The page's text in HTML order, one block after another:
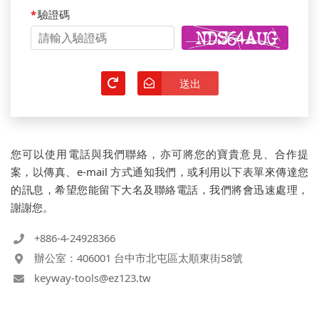
*驗證碼
清除 送出
您可以使用電話與我們聯絡，亦可將您的寶貴意見、合作提
案，以傳真、e-mail 方式通知我們，或利用以下表單來傳達您
的訊息，希望您能留下大名及聯絡電話，我們將會迅速處理，
謝謝您。
+886-4-24928366
辦公室：406001 台中市北屯區太順東街58號
keyway-tools@ez123.tw